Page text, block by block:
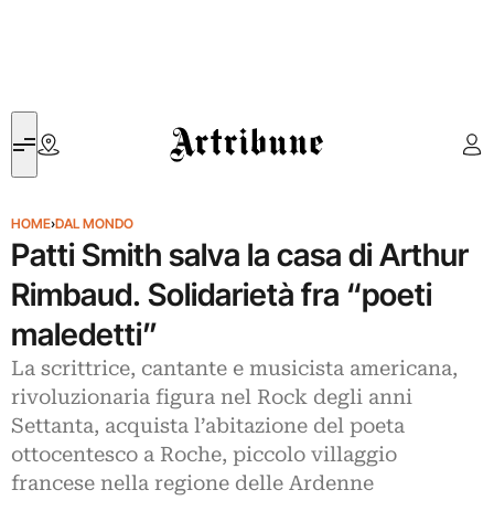
Artribune
HOME›DAL MONDO
Patti Smith salva la casa di Arthur
Rimbaud. Solidarietà fra “poeti
maledetti”
La scrittrice, cantante e musicista americana,
rivoluzionaria figura nel Rock degli anni
Settanta, acquista l’abitazione del poeta
ottocentesco a Roche, piccolo villaggio
francese nella regione delle Ardenne